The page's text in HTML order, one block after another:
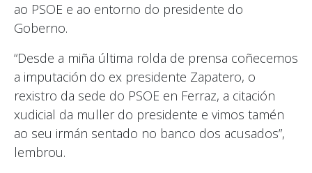
ao PSOE e ao entorno do presidente do
Goberno.
“Desde a miña última rolda de prensa coñecemos
a imputación do ex presidente Zapatero, o
rexistro da sede do PSOE en Ferraz, a citación
xudicial da muller do presidente e vimos tamén
ao seu irmán sentado no banco dos acusados”,
lembrou.